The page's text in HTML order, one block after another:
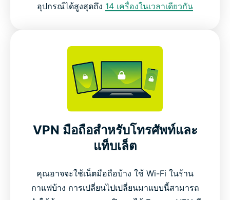
อุปกรณ์ได้สูงสุดถึง 14 เครื่องในเวลาเดียวกัน
VPN มือถือสำหรับโทรศัพท์และ
แท็บเล็ต
คุณอาจจะใช้เน็ตมือถือบ้าง ใช้ Wi-Fi ในร้าน
กาแฟบ้าง การเปลี่ยนไปเปลี่ยนมาแบบนี้สามารถ